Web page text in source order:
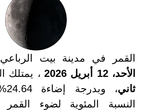
القمر في مدينة بيت
الأحد، 12 أبريل 2026
، يمتلك
ثاني
،
النسبة المئوية لضوء